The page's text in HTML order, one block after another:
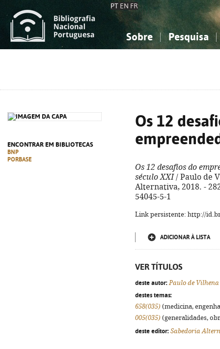
PT EN FR
Sobre Pesquisa
ENCONTRAR EM BIBLIOTECAS
BNP
PORBASE
Os 12
Os 12 desafios do
século XXI/ Paulo de
Alternativa, 2018. -
54045-5-1
Link persistente: http://
ADICIONAR À LISTA
VER TÍTULOS
deste autor: Paulo de Vilhena
destes temas:
658(035) (medicina,
005(035) (generalidades,
deste editor: Sabedoria